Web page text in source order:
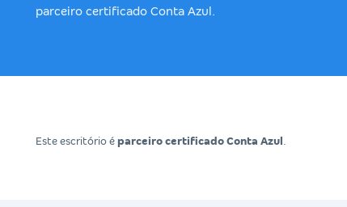
parceiro certificado Conta Azul.
Este escritório é parceiro certificado Conta Azul .